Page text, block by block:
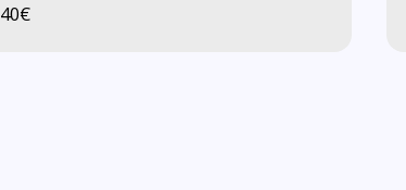
40€